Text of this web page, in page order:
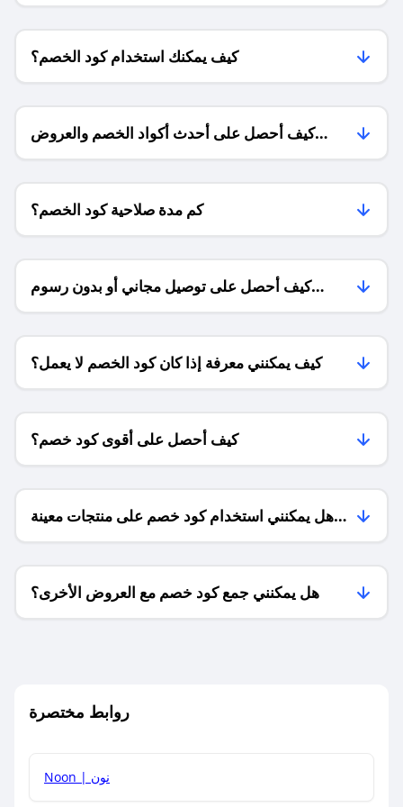
كيف يمكنك استخدام كود الخصم؟
كيف أحصل على أحدث أكواد الخصم والعروض
للمتاجر؟
كم مدة صلاحية كود الخصم؟
كيف أحصل على توصيل مجاني أو بدون رسوم
الشحن ؟
كيف يمكنني معرفة إذا كان كود الخصم لا يعمل؟
كيف أحصل على أقوى كود خصم؟
هل يمكنني استخدام كود خصم على منتجات معينة
فقط؟
هل يمكنني جمع كود خصم مع العروض الأخرى؟
روابط مختصرة
Noon | نون